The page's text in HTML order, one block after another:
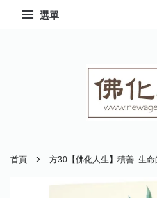
選單
首頁 › 方30【佛化人生】積善: 生